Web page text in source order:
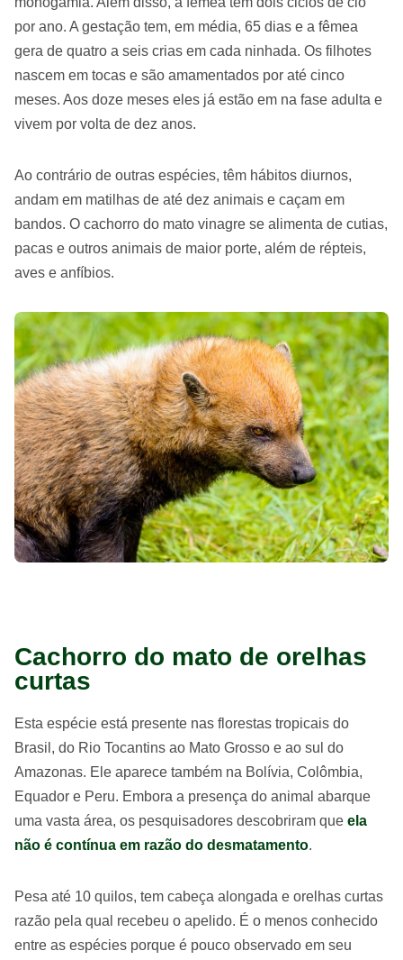
por ano. A gestação tem, em média, 65 dias e a fêmea
gera de quatro a seis crias em cada ninhada. Os filhotes
nascem em tocas e são amamentados por até cinco
meses. Aos doze meses eles já estão em na fase adulta e
vivem por volta de dez anos.
Ao contrário de outras espécies, têm hábitos diurnos,
andam em matilhas de até dez animais e caçam em
bandos. O cachorro do mato vinagre se alimenta de cutias,
pacas e outros animais de maior porte, além de répteis,
aves e anfíbios.
Cachorro do mato de orelhas
curtas
Esta espécie está presente nas florestas tropicais do
Brasil, do Rio Tocantins ao Mato Grosso e ao sul do
Amazonas. Ele aparece também na Bolívia, Colômbia,
Equador e Peru. Embora a presença do animal abarque
uma vasta área, os pesquisadores descobriram que ela
não é contínua em razão do desmatamento.
Pesa até 10 quilos, tem cabeça alongada e orelhas curtas
razão pela qual recebeu o apelido. É o menos conhecido
entre as espécies porque é pouco observado em seu